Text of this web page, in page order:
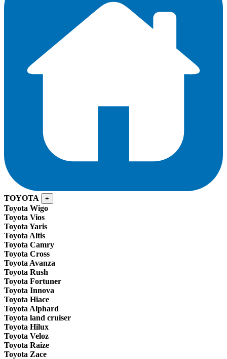
TOYOTA +
Toyota Wigo
Toyota Vios
Toyota Yaris
Toyota Altis
Toyota Camry
Toyota Cross
Toyota Avanza
Toyota Rush
Toyota Fortuner
Toyota Innova
Toyota Hiace
Toyota Alphard
Toyota land cruiser
Toyota Hilux
Toyota Veloz
Toyota Raize
Toyota Zace